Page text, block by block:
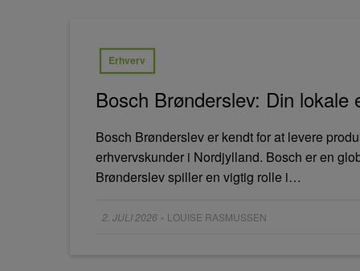
Erhverv
Bosch Brønderslev: Din
Bosch Brønderslev er kendt for at levere
erhvervskunder i Nordjylland. Bosch er en
Brønderslev spiller en vigtig rolle i…
Posted
2. JULI 2026 • LOUISE RASMUSSEN